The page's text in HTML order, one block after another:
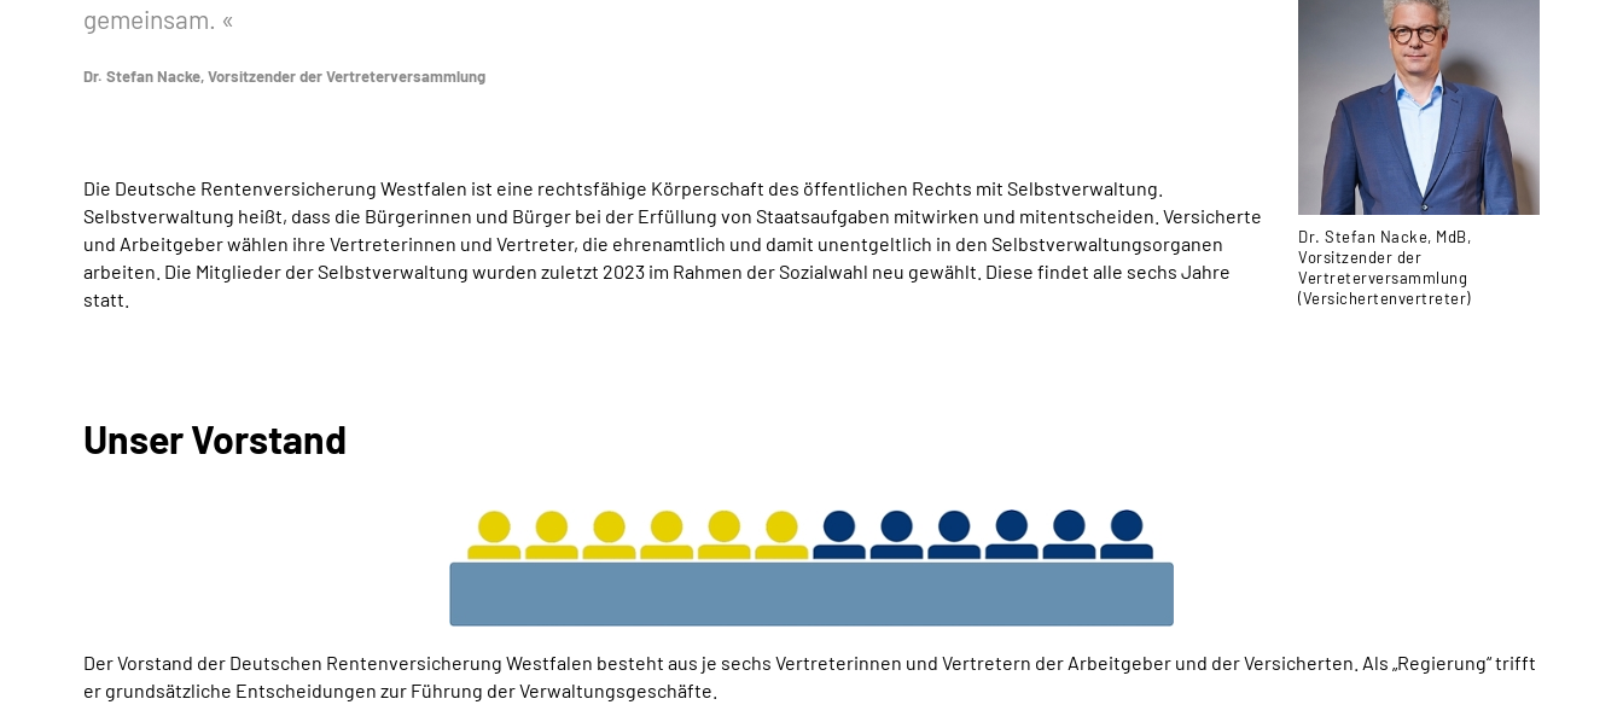
Dr. Stefan Nacke, MdB,
Vorsitzender der
Vertreterversammlung
(Versichertenvertreter)
gemeinsam.
Dr. Stefan Nacke, Vorsitzender der Vertreterversammlung
Die Deutsche Rentenversicherung Westfalen ist eine rechtsfähige Körperschaft des öffentlichen Rechts mit Selbstverwaltung.
Selbstverwaltung heißt, dass die Bürgerinnen und Bürger bei der Erfüllung von Staatsaufgaben mitwirken und mitentscheiden. Versicherte
und Arbeitgeber wählen ihre Vertreterinnen und Vertreter, die ehrenamtlich und damit unentgeltlich in den Selbstverwaltungsorganen
arbeiten. Die Mitglieder der Selbstverwaltung wurden zuletzt 2023 im Rahmen der Sozialwahl neu gewählt. Diese findet alle sechs Jahre
statt.
Unser Vorstand
Der Vorstand der Deutschen Rentenversicherung Westfalen besteht aus je sechs Vertreterinnen und Vertretern der Arbeitgeber und der Versicherten. Als „Regierung“ trifft
er grundsätzliche Entscheidungen zur Führung der Verwaltungsgeschäfte.